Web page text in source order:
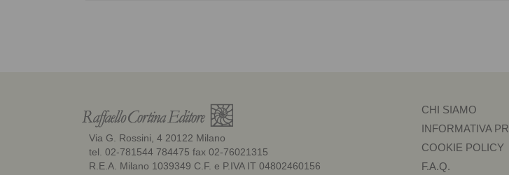
Via G. Rossini, 4 20122 Milano
tel. 02-781544 784475 fax 02-76021315
R.E.A. Milano 1039349 C.F. e P.IVA IT 04802460156
CHI SIAMO
INFORMATIVA
COOKIE POLICY
F.A.Q.